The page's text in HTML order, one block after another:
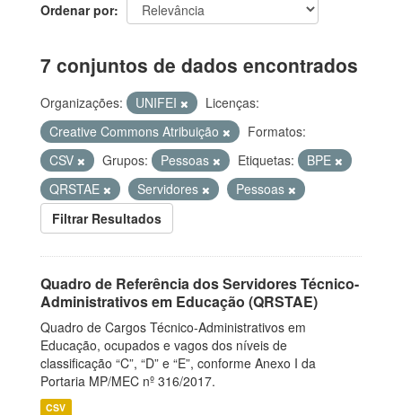
Ordenar por
7 conjuntos de dados encontrados
Organizações: UNIFEI
Licenças:
Creative Commons Atribuição
Formatos:
CSV
Grupos: Pessoas Etiquetas:
BPE
QRSTAE
Servidores
Pessoas
Filtrar Resultados
Quadro de Referência dos Servidores Técnico-
Administrativos em Educação (QRSTAE)
Quadro de Cargos Técnico-Administrativos em
Educação, ocupados e vagos dos níveis de
classificação “C”, “D” e “E”, conforme Anexo I da
Portaria MP/MEC nº 316/2017.
CSV